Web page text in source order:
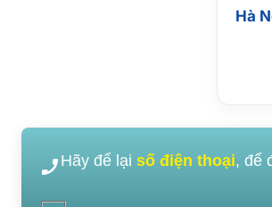
Hà
Hãy để lại số điện thoại, để